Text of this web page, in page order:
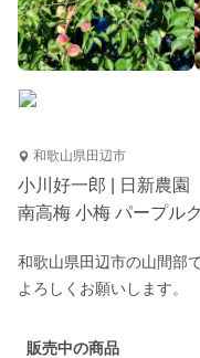
和歌山県田辺市
小川好一郎 | 日新農園
南高梅 小梅 パープル
和歌山県田辺市の山間部
よろしくお願いします。
販売中の商品